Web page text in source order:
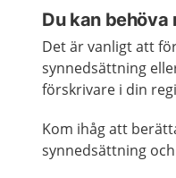
Du kan behöva
Det är vanligt att
synnedsättning
förskrivare i din
Kom ihåg att
synnedsättning